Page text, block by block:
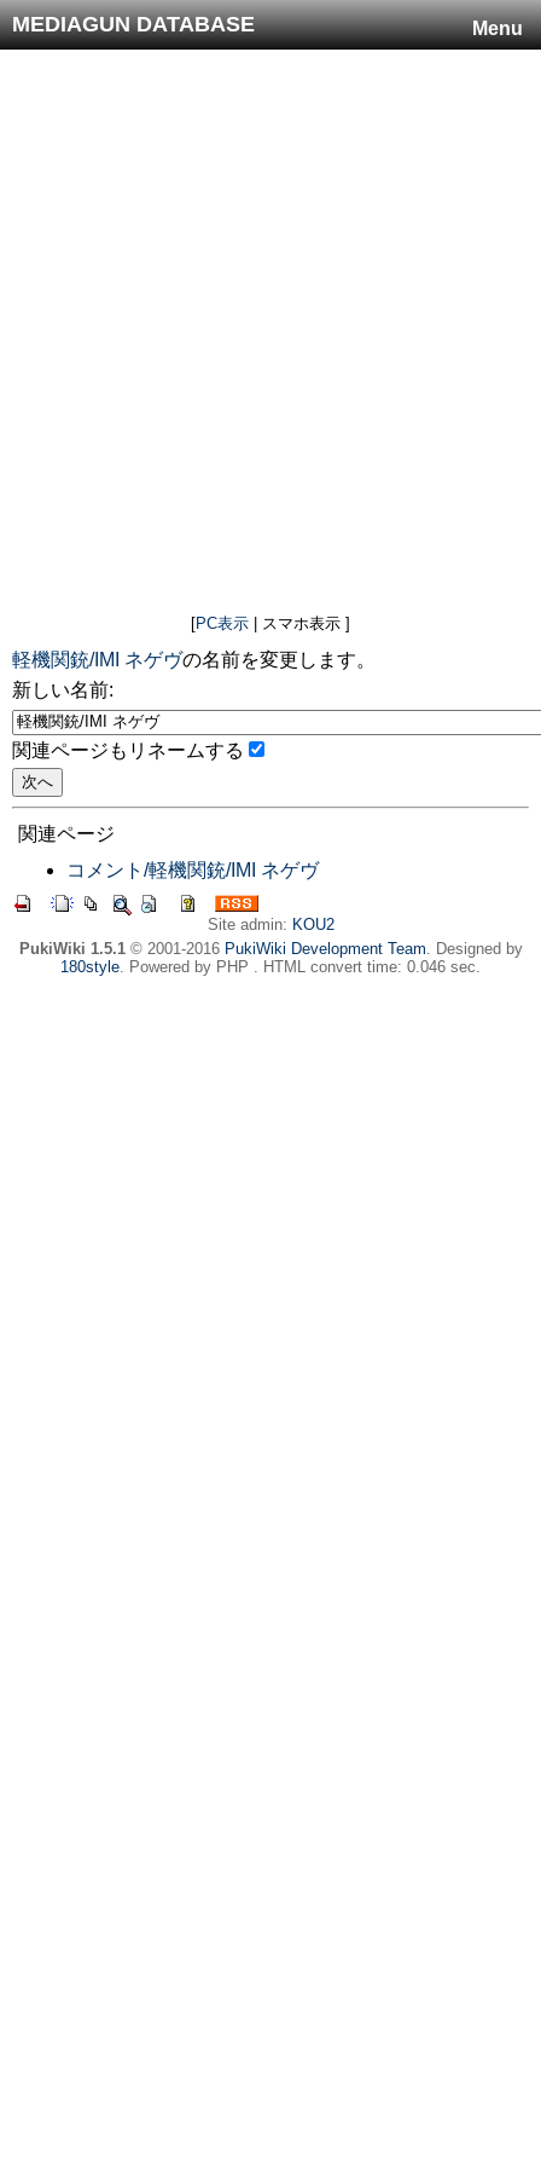
Menu
MEDIAGUN DATABASE
[PC表示 | スマホ表示 ]
軽機関銃/IMI ネゲヴの名前を変更します。
新しい名前:
関連ページもリネームする
関連ページ
コメント/軽機関銃/IMI ネゲヴ
Site admin: KOU2
PukiWiki 1.5.1© 2001-2016 PukiWiki Development Team. Designed by
180style. Powered by PHP . HTML convert time: 0.046 sec.